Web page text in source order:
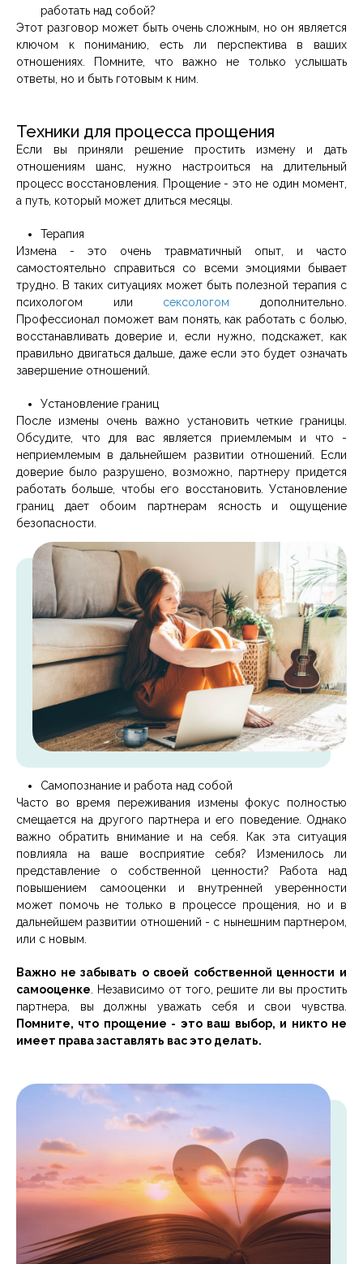
работать над собой?
Этот разговор может быть очень сложным, но он является
ключом к пониманию, есть ли перспектива в ваших
отношениях. Помните, что важно не только услышать
ответы, но и быть готовым к ним.
Техники для процесса прощения
Если вы приняли решение простить измену и дать
отношениям шанс, нужно настроиться на длительный
процесс восстановления. Прощение - это не один момент,
а путь, который может длиться месяцы.
Терапия
Измена - это очень травматичный опыт, и часто
самостоятельно справиться со всеми эмоциями бывает
трудно. В таких ситуациях может быть полезной терапия с
психологом или сексологом дополнительно.
Профессионал поможет вам понять, как работать с болью,
восстанавливать доверие и, если нужно, подскажет, как
правильно двигаться дальше, даже если это будет означать
завершение отношений.
Установление границ
После измены очень важно установить четкие границы.
Обсудите, что для вас является приемлемым и что -
неприемлемым в дальнейшем развитии отношений. Если
доверие было разрушено, возможно, партнеру придется
работать больше, чтобы его восстановить. Установление
границ дает обоим партнерам ясность и ощущение
безопасности.
Самопознание и работа над собой
Часто во время переживания измены фокус полностью
смещается на другого партнера и его поведение. Однако
важно обратить внимание и на себя. Как эта ситуация
повлияла на ваше восприятие себя? Изменилось ли
представление о собственной ценности? Работа над
повышением самооценки и внутренней уверенности
может помочь не только в процессе прощения, но и в
дальнейшем развитии отношений - с нынешним партнером,
или с новым.
Важно не забывать о своей собственной ценности и
самооценке . Независимо от того, решите ли вы простить
партнера, вы должны уважать себя и свои чувства.
Помните, что прощение - это ваш выбор, и никто не
имеет права заставлять вас это делать.